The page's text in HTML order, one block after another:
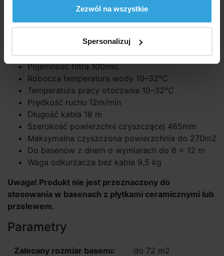
Zezwól na wszystkie
Spersonalizuj
Zasilanie 230V/50Hz
Klasa ochrony środka czyszczącego IPX8,
jednostka sterująca IPX5
Wydajność pompy filtrującej 20m3/godz
Pojemność filtra 100mic
Robocza temperatura wody 10–32°C
Temperatura pracy otoczenia 10–32°C
Prędkość ruchu 12m/min
Długość kabla 18 m
Szerokość powierzchni czyszczącej 465mm
Maksymalna czyszczona powierzchnia do 270m2
Do basenów z dnem o wymiarach do 6 × 12 m
Waga odkurzacza bez kabla 9,5 kg
Uwaga! Produkt nie jest przeznaczony do
stosowania w basenach z płytkami ceramicznymi lub
przelewem.
Parametry
Zalecany rozmiar basenu: do 72 m2